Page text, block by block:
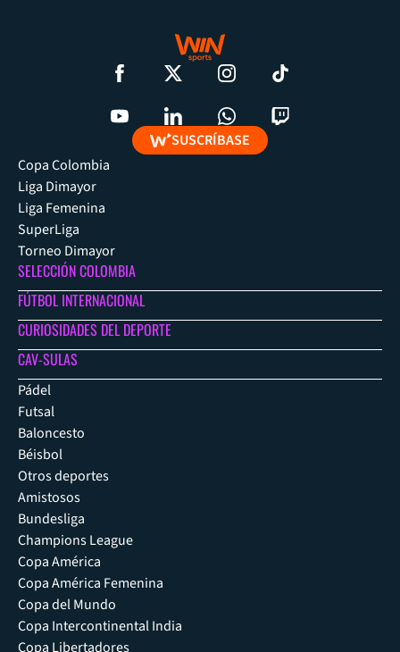
SUSCRÍBASE
Copa Colombia
Liga Dimayor
Liga Femenina
SuperLiga
Torneo Dimayor
SELECCIÓN COLOMBIA
FÚTBOL INTERNACIONAL
CURIOSIDADES DEL DEPORTE
CAV-SULAS
Pádel
Futsal
Baloncesto
Béisbol
Otros deportes
Amistosos
Bundesliga
Champions League
Copa América
Copa América Femenina
Copa del Mundo
Copa Intercontinental India
Copa Libertadores